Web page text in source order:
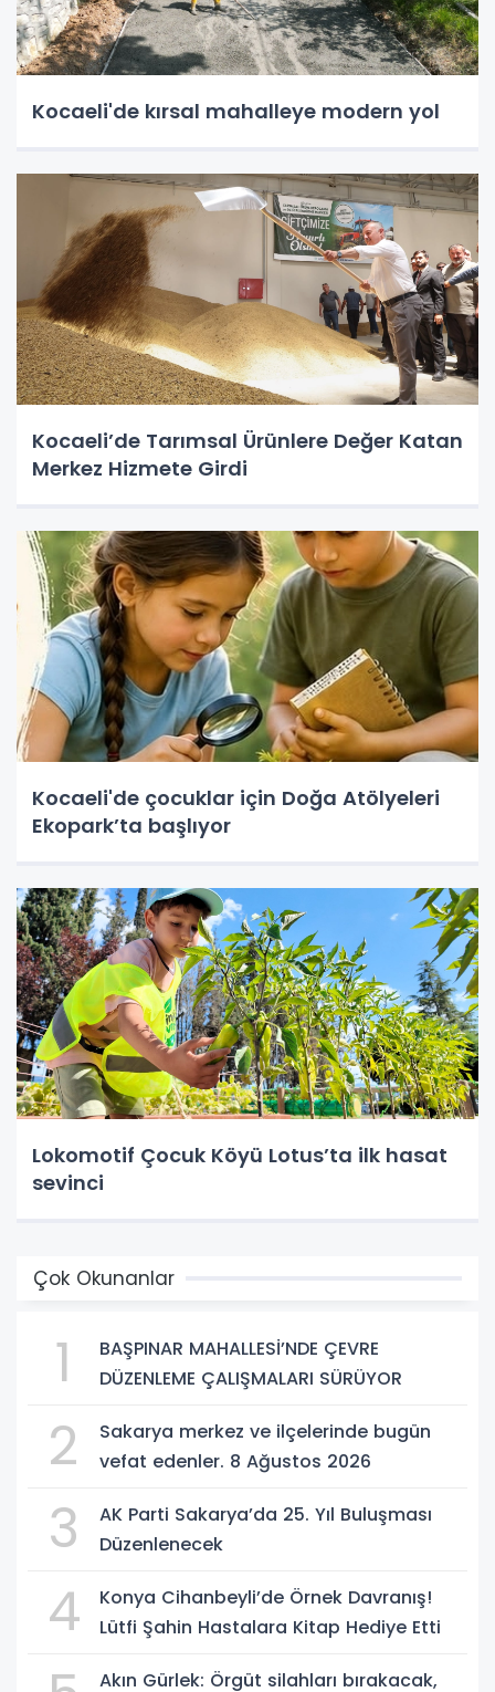
Kocaeli'de kırsal mahalleye modern yol
Kocaeli’de Tarımsal Ürünlere Değer Katan
Merkez Hizmete Girdi
Kocaeli'de çocuklar için Doğa Atölyeleri
Ekopark’ta başlıyor
Lokomotif Çocuk Köyü Lotus’ta ilk hasat
sevinci
Çok Okunanlar
1
BAŞPINAR MAHALLESİ’NDE ÇEVRE
DÜZENLEME ÇALIŞMALARI SÜRÜYOR
2
Sakarya merkez ve ilçelerinde bugün
vefat edenler. 8 Ağustos 2026
3
AK Parti Sakarya’da 25. Yıl Buluşması
Düzenlenecek
4
Konya Cihanbeyli’de Örnek Davranış!
Lütfi Şahin Hastalara Kitap Hediye Etti
Akın Gürlek: Örgüt silahları bırakacak,